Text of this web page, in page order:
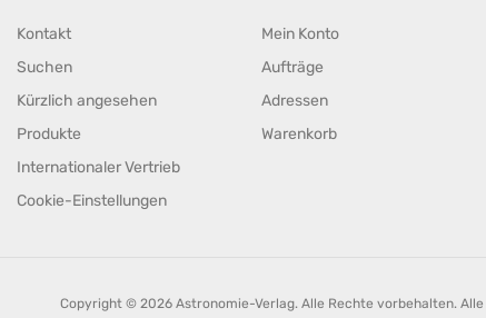
Kontakt
Suchen
Kürzlich angesehen
Produkte
Internationaler Vertrieb
Cookie-Einstellungen
Mein Konto
Aufträge
Adressen
Warenkorb
Copyright © 2026 Astronomie-Verlag. Alle Rechte vorbehalten.